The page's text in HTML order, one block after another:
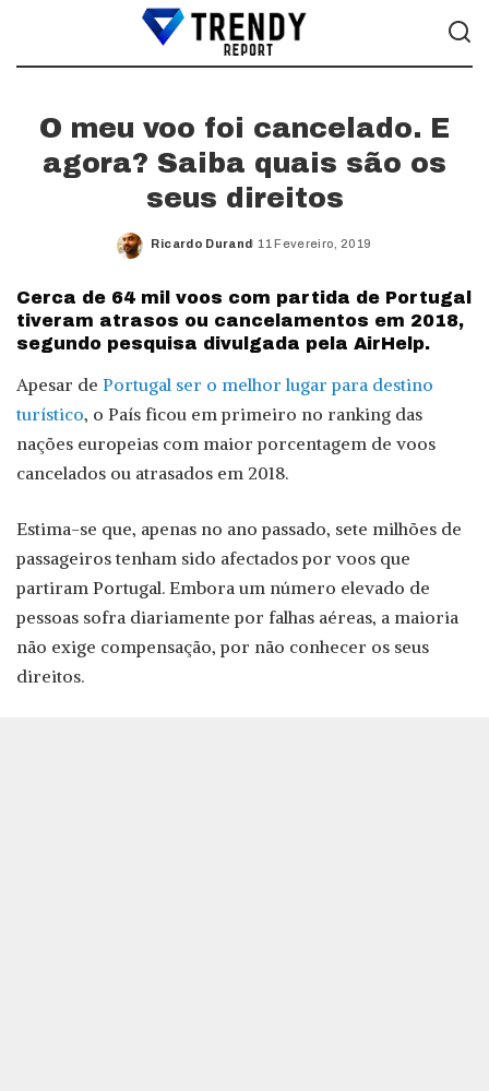
O meu voo foi cancelado. E
agora? Saiba quais são os
seus direitos
Posted
Ricardo Durand 11 Fevereiro, 2019
Cerca de 64 mil voos com partida de Portugal
tiveram atrasos ou cancelamentos em 2018,
segundo pesquisa divulgada pela AirHelp.
Apesar de Portugal ser o melhor lugar para destino
turístico, o País ficou em primeiro no ranking das
nações europeias com maior porcentagem de voos
cancelados ou atrasados em 2018.
Estima-se que, apenas no ano passado, sete milhões de
passageiros tenham sido afectados por voos que
partiram Portugal. Embora um número elevado de
pessoas sofra diariamente por falhas aéreas, a maioria
não exige compensação, por não conhecer os seus
direitos.